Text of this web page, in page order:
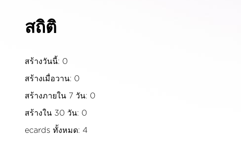
สถิติ
สร้างวันนี้: 0
สร้างเมื่อวาน: 0
สร้างภายใน 7 วัน: 0
สร้างใน 30 วัน: 0
ecards ทั้งหมด: 4